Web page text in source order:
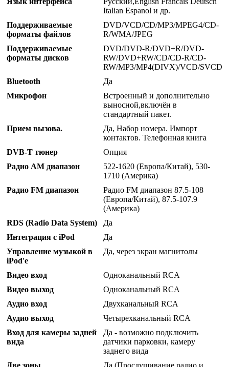
Italian Espanol и др.
Поддерживаемые
форматы файлов
DVD/VCD/CD/MP3/MPEG4/CD-
R/WMA/JPEG
Поддерживаемые
форматы дисков
DVD/DVD-R/DVD+R/DVD-
RW/DVD+RW/CD/CD-R/CD-
RW/MP3/MP4(DIVX)/VCD/SVCD
Bluetooth
Да
Микрофон
Встроенный и дополнительно
выносной,включён в
стандартный пакет.
Прием вызова.
Да, Набор номера. Импорт
контактов. Телефонная книга
DVB-T тюнер
Опция
Радио AM диапазон
522-1620 (Европа/Китай), 530-
1710 (Америка)
Радио FM диапазон
Радио FM диапазон 87.5-108
(Европа/Китай), 87.5-107.9
(Америка)
RDS (Radio Data System)
Да
Интеграция с iPod
Да
Управление музыкой в
iPod'е
Да, через экран магнитолы
Видео вход
Одноканальный RCA
Видео выход
Одноканальный RCA
Аудио вход
Двухканальный RCA
Аудио выход
Четырехканальный RCA
Вход для камеры задней
вида
Да - возможно подключить
датчики парковки, камеру
заднего вида